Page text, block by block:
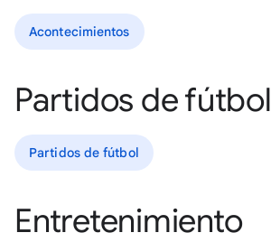
Acontecimientos
Partidos de fútbol
Partidos de fútbol
Entretenimiento